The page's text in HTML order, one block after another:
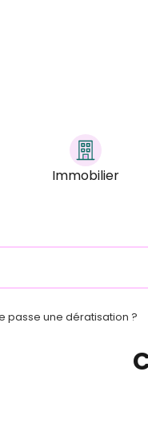
Immobilier
passe une dératisation ?